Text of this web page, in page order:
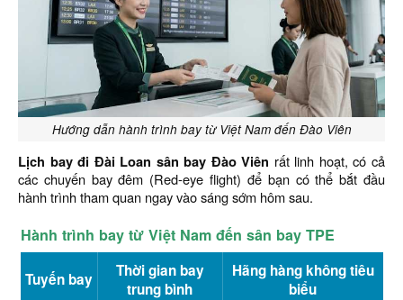
Hướng dẫn hành trình bay từ Việt Nam đến Đào Viên
Lịch bay đi Đài Loan sân bay Đào Viên rất linh hoạt, có cả
các chuyến bay đêm (Red-eye flight) để bạn có thể bắt đầu
hành trình tham quan ngay vào sáng sớm hôm sau.
Hành trình bay từ Việt Nam đến sân bay TPE
Tuyến bay
Thời gian bay
trung bình
Hãng hàng không tiêu
biểu